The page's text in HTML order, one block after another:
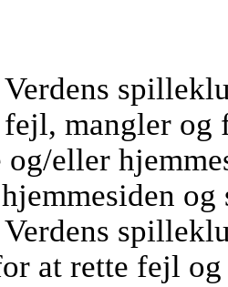
Verdens
mangler og
og/eller
og
Verdens
at rette fejl